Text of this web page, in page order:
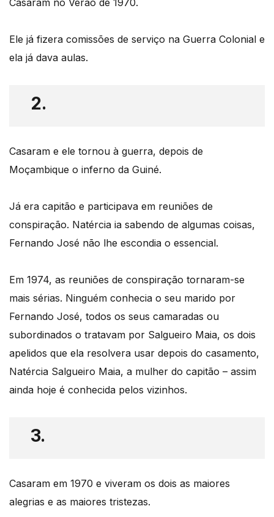
Casaram no Verão de 1970.
Ele já fizera comissões de serviço na Guerra Colonial e
ela já dava aulas.
2.
Casaram e ele tornou à guerra, depois de
Moçambique o inferno da Guiné.
Já era capitão e participava em reuniões de
conspiração. Natércia ia sabendo de algumas coisas,
Fernando José não lhe escondia o essencial.
Em 1974, as reuniões de conspiração tornaram-se
mais sérias. Ninguém conhecia o seu marido por
Fernando José, todos os seus camaradas ou
subordinados o tratavam por Salgueiro Maia, os dois
apelidos que ela resolvera usar depois do casamento,
Natércia Salgueiro Maia, a mulher do capitão – assim
ainda hoje é conhecida pelos vizinhos.
3.
Casaram em 1970 e viveram os dois as maiores
alegrias e as maiores tristezas.